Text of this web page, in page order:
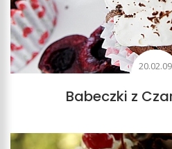
20.02.09
Babeczki z